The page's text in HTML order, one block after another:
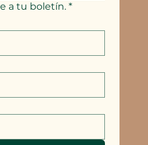
a tu boletín. *